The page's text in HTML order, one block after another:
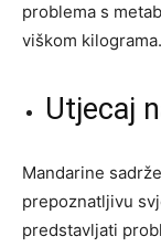
problema s
viškom kilograma.
Utjecaj
Mandarine
prepoznatljivu
predstavljati